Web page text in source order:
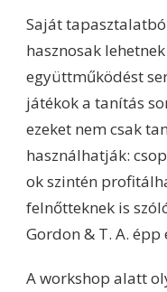
Saját
hasznosak
együttműködést
játékok a tanítás
ezeket nem csak
használhatják:
ok szintén
felnőtteknek is
Gordon & T. A. épp
A workshop alatt